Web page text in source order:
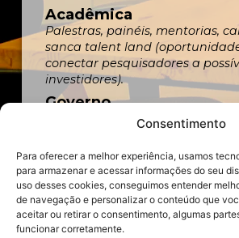
Consentimento
Para oferecer a melhor experiência, usamos
para armazenar e acessar informações do seu
uso desses cookies, conseguimos entender
de navegação e personalizar o conteúdo que
aceitar ou retirar o consentimento, algumas
funcionar corretamente.
Acadêmica
Palestras, painéis, mentorias,
sanca talent land
conectar pesquisadores a
investidores).
Governo
Atividades sobre soluções e